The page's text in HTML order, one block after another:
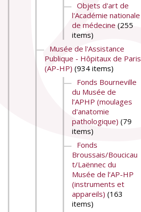
Objets d'art de
l'Académie nationale
de médecine (255
items)
Musée de l'Assistance
Publique - Hôpitaux de Paris
(AP-HP) (934 items)
Fonds Bourneville
du Musée de
l’APHP (moulages
d'anatomie
pathologique) (79
items)
Fonds
Broussais/Boucicau
t/Laënnec du
Musée de l’AP-HP
(instruments et
appareils) (163
items)